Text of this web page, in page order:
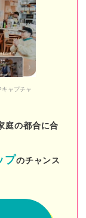
ン
ャプチャ
庭の都合に合
プのチャンス